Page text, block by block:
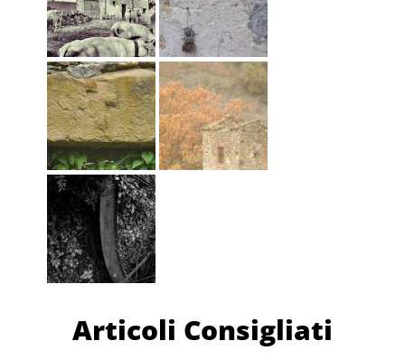
Articoli Consigliati